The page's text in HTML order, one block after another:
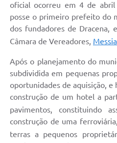
oficial ocorreu em 4 de
posse o primeiro prefeito do
dos fundadores de Dracena,
Câmara de Vereadores,
Após o planejamento do
subdividida em pequenas
oportunidades de aquisição,
construção de um hotel a
pavimentos, constituindo
construção de uma
terras a pequenos